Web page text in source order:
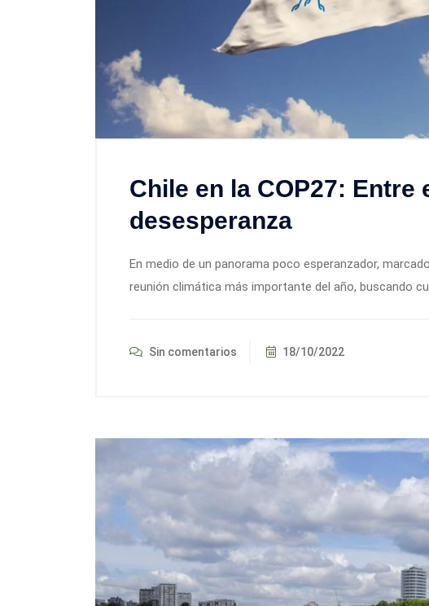
Chile en la COP27:
desesperanza
En medio de un panorama poco esperanzador,
reunión climática más importante del año, buscando
Sin comentarios 18/10/2022